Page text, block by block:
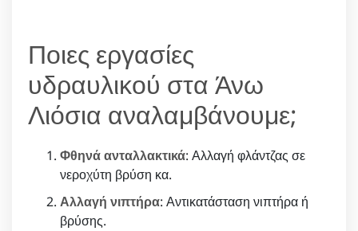
Ποιες εργασίες
υδραυλικού στα Άνω
Λιόσια αναλαμβάνουμε;
Φθηνά ανταλλακτικά: Αλλαγή φλάντζας σε
νεροχύτη βρύση κα.
Αλλαγή νιπτήρα: Αντικατάσταση νιπτήρα ή
βρύσης.